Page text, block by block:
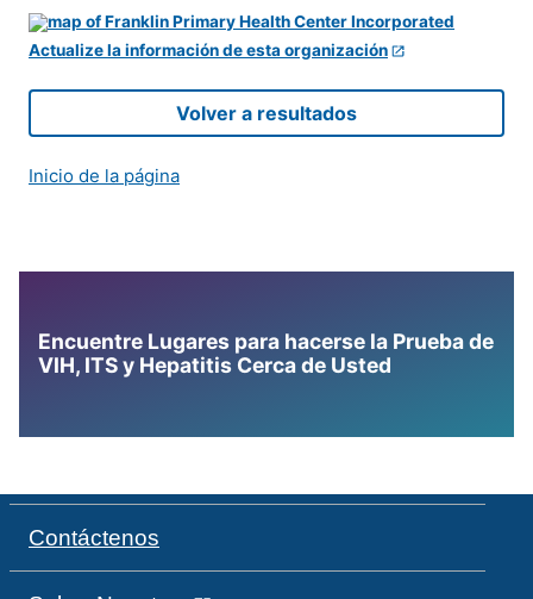
Actualize la información de esta organización
Volver a resultados
Inicio de la página
Encuentre Lugares para hacerse la Prueba de
VIH, ITS y Hepatitis Cerca de Usted
Contáctenos